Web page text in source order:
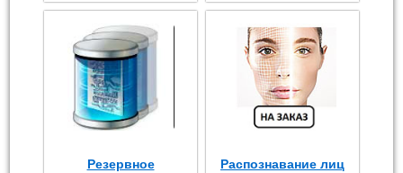
Резервное
Распознавание лиц